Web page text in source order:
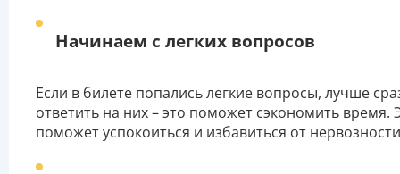
Начинаем с легких вопросов
Если в билете попались легкие вопросы, лучше
ответить на них – это поможет сэкономить время.
поможет успокоиться и избавиться от